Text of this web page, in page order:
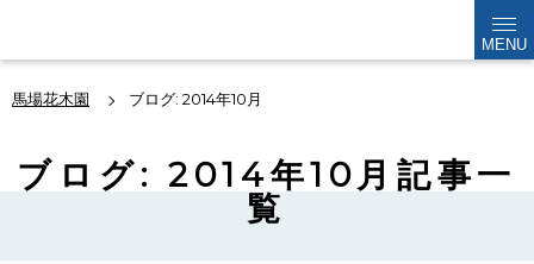
MENU
馬場花木園 ブログ: 2014年10月
ブログ: 2014年10月記事一
覧